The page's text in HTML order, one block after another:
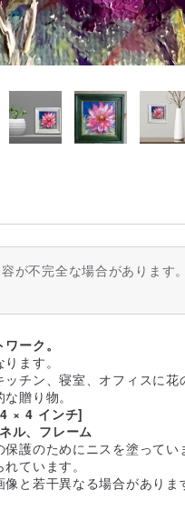
が不完全な場合があります。
ーク。
ます。
チン、寝室、オフィスに
贈り物。
× 4 インチ]
ル、フレーム
護のためにニスを塗ってい
ています。
と若干異なる場合があり